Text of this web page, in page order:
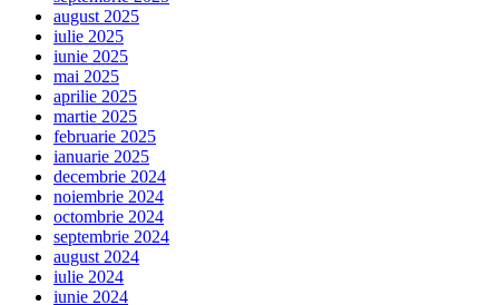
august 2025
iulie 2025
iunie 2025
mai 2025
aprilie 2025
martie 2025
februarie 2025
ianuarie 2025
decembrie 2024
noiembrie 2024
octombrie 2024
septembrie 2024
august 2024
iulie 2024
iunie 2024